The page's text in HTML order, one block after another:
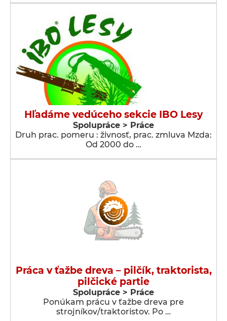
Hľadáme vedúceho sekcie IBO Lesy
Spolupráce > Práce
Druh prac. pomeru : živnosť, prac. zmluva Mzda:
Od 2000 do …
Práca v ťažbe dreva – pilčík, traktorista,
pilčické partie
Spolupráce > Práce
Ponúkam prácu v ťažbe dreva pre
strojníkov/traktoristov. Po …